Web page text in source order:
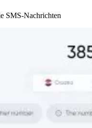
SMS-Nachrichten